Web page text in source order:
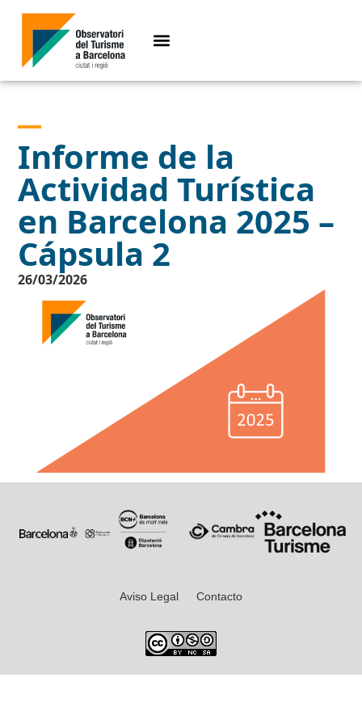
Informe de la
Actividad Turística
en Barcelona 2025 –
Cápsula 2
26/03/2026
Aviso Legal Contacto